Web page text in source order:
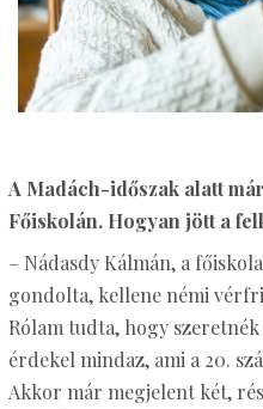
A Madách-időszak alatt
Főiskolán. Hogyan jött a
– Nádasdy Kálmán, a
gondolta, kellene némi
Rólam tudta, hogy
érdekel mindaz, ami a 20.
Akkor már megjelent két,